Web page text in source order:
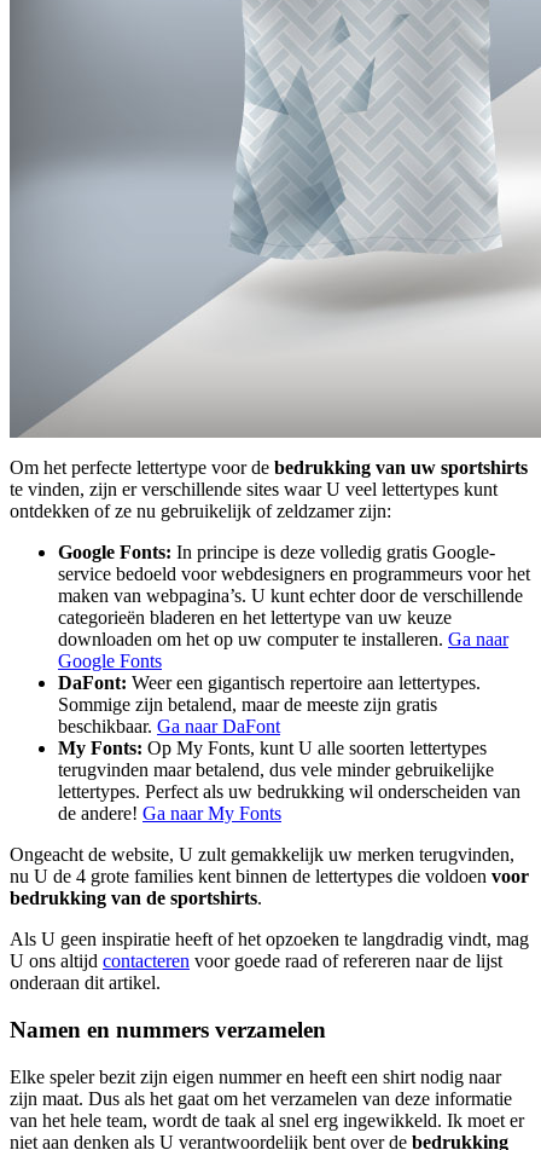
Om het perfecte lettertype voor de bedrukking van uw sportshirts
te vinden, zijn er verschillende sites waar U veel lettertypes kunt
ontdekken of ze nu gebruikelijk of zeldzamer zijn:
Google Fonts: In principe is deze volledig gratis Google-
service bedoeld voor webdesigners en programmeurs voor het
maken van webpagina’s. U kunt echter door de verschillende
categorieën bladeren en het lettertype van uw keuze
downloaden om het op uw computer te installeren. Ga naar
Google Fonts
DaFont: Weer een gigantisch repertoire aan lettertypes.
Sommige zijn betalend, maar de meeste zijn gratis
beschikbaar. Ga naar DaFont
My Fonts: Op My Fonts, kunt U alle soorten lettertypes
terugvinden maar betalend, dus vele minder gebruikelijke
lettertypes. Perfect als uw bedrukking wil onderscheiden van
de andere! Ga naar My Fonts
Ongeacht de website, U zult gemakkelijk uw merken terugvinden,
nu U de 4 grote families kent binnen de lettertypes die voldoen voor
bedrukking van de sportshirts.
Als U geen inspiratie heeft of het opzoeken te langdradig vindt, mag
U ons altijd contacteren voor goede raad of refereren naar de lijst
onderaan dit artikel.
Namen en nummers verzamelen
Elke speler bezit zijn eigen nummer en heeft een shirt nodig naar
zijn maat. Dus als het gaat om het verzamelen van deze informatie
van het hele team, wordt de taak al snel erg ingewikkeld. Ik moet er
niet aan denken als U verantwoordelijk bent over de bedrukking